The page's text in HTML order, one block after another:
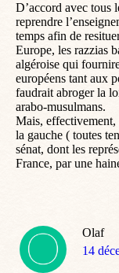
D’accord avec tous
reprendre
temps afin de
Europe, les razzias
algéroise qui
européens tant aux
faudrait abroger la
arabo-musulmans.
Mais, effectivement,
la gauche ( toutes
sénat, dont les
France, par une
Olaf
dit
14